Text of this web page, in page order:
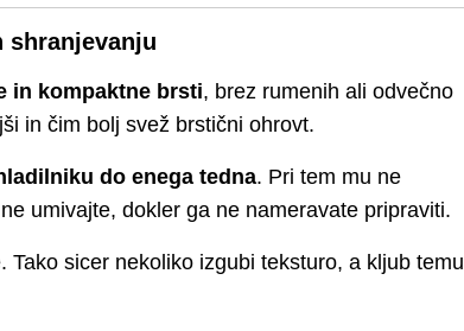
shranjevanju
in kompaktne brsti, brez rumenih ali odvečno
in čim bolj svež brstični ohrovt.
do enega tedna. Pri tem mu ne
umivajte, dokler ga ne nameravate pripraviti.
sicer nekoliko izgubi teksturo, a kljub temu